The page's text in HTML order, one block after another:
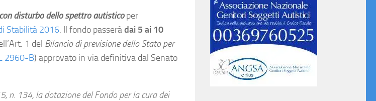
disturbo dello spettro autistico per
Stabilità 2016. Il fondo passeràdai 5 ai 10
1 del Bilancio di previsione dello Stato per
2960-B) approvato in via definitiva dal Senato
n. 134, la dotazione del Fondo per la cura dei